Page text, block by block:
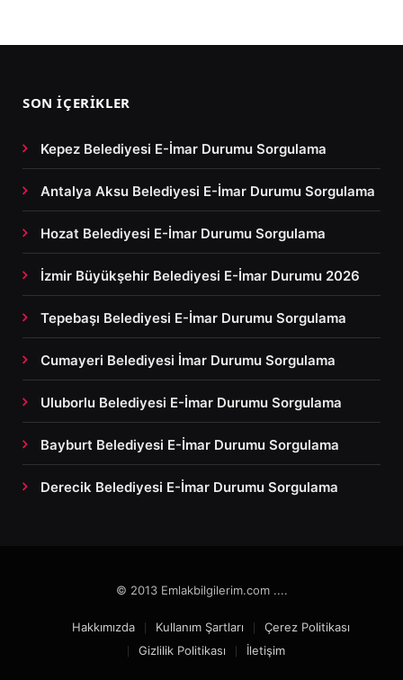
SON İÇERIKLER
Kepez Belediyesi E-İmar Durumu Sorgulama
Antalya Aksu Belediyesi E-İmar Durumu Sorgulama
Hozat Belediyesi E-İmar Durumu Sorgulama
İzmir Büyükşehir Belediyesi E-İmar Durumu 2026
Tepebaşı Belediyesi E-İmar Durumu Sorgulama
Cumayeri Belediyesi İmar Durumu Sorgulama
Uluborlu Belediyesi E-İmar Durumu Sorgulama
Bayburt Belediyesi E-İmar Durumu Sorgulama
Derecik Belediyesi E-İmar Durumu Sorgulama
© 2013 Emlakbilgilerim.com ....
Hakkımızda Kullanım Şartları
Çerez Politikası
Gizlilik Politikası
İletişim